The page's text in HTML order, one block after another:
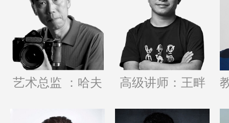
艺术总监 ：哈夫 高级讲师：王畔